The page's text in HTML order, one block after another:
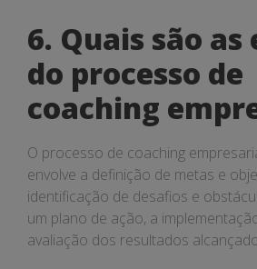
6. Quais são as
do processo de
coaching
O processo de coaching
envolve a definição de metas e
identificação de desafios e
um plano de ação, a
avaliação dos resultados